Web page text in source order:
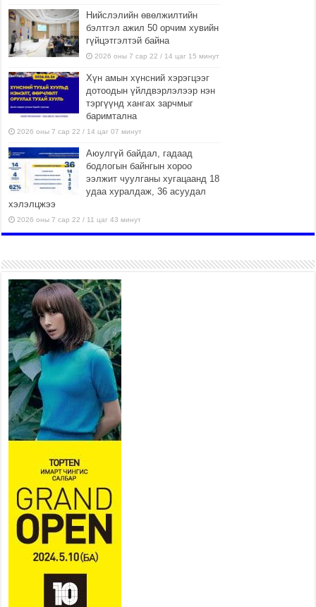
Нийслэлийн өвөлжилтийн
бэлтгэл ажил 50 орчим хувийн
гүйцэтгэлтэй байна
2026 оны 7 сар 22 / 14 цаг 15 минут
Хүн амын хүнсний хэрэгцээг
дотоодын үйлдвэрлэлээр нэн
тэргүүнд хангах зарчмыг
баримтална
2026 оны 7 сар 22 / 14 цаг 07 минут
Аюулгүй байдал, гадаад
бодлогын байнгын хороо
ээлжит чуулганы хугацаанд 18
удаа хуралдаж, 36 асуудал
хэлэлцжээ
2026 оны 7 сар 22 / 11 цаг 43 минут
боломжтой-Хүүхэд хөгжүүлэх
төв” байгуулах төсөлд төр,
хувийн хэвшлийн түншлэлийн хүрээнд хамтран
ажиллахыг урьж байна
2026 оны 7 сар 22 / 9 цаг 28 минут
Б.Пүрэвдагва: “Урт цагаан”-ыг
залуучууд чөлөөт цагаа
өнгөрүүлдэг, жуулчид зорьж
ирдэг цэг болгоно
2026 оны 7 сар 21 / 16 цаг 47 минут
Тусгай замын автобус /BRT/ төслийн удирдах
хорооны ээлжит хуралдаан боллоо
Ерөнхий сайд Н.Учрал БНХАУ-аас Монгол Улсад
суугаа Элчин сайд Шэнь Миньжюанийг хүлээн
авч уулзав
2026 оны 7 сар 21 / 16 цаг 39 минут
БҮГД НАЙРАМДАХ ТАЖИКИСТАН УЛСТАЙ
ЭДИЙН ЗАСГИЙН ХАМТЫН АЖИЛЛАГААГ
ӨРГӨЖҮҮЛНЭ
2026 оны 7 сар 21 / 16 цаг 34 минут
26,992 суралцагч хотхоны бага сургуульд, 8100